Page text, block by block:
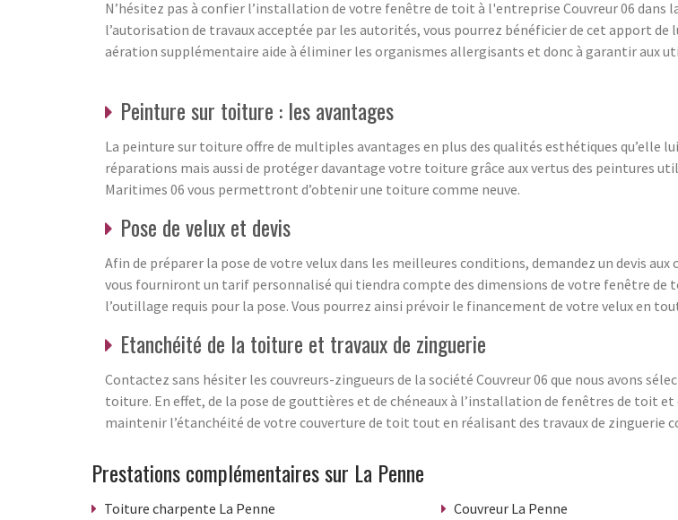
N’hésitez pas à confier l’installation de votre fenêtre de toit à l'entreprise Couvreur 06
l’autorisation de travaux acceptée par les autorités, vous pourrez bénéficier de cet apport
aération supplémentaire aide à éliminer les organismes allergisants et donc à garantir aux
Peinture sur toiture : les avantages
La peinture sur toiture offre de multiples avantages en plus des qualités esthétiques qu’elle
réparations mais aussi de protéger davantage votre toiture grâce aux vertus des peintures
Maritimes 06 vous permettront d’obtenir une toiture comme neuve.
Pose de velux et devis
Afin de préparer la pose de votre velux dans les meilleures conditions, demandez un devis
vous fourniront un tarif personnalisé qui tiendra compte des dimensions de votre fenêtre de
l’outillage requis pour la pose. Vous pourrez ainsi prévoir le financement de votre velux en
Etanchéité de la toiture et travaux de zinguerie
Contactez sans hésiter les couvreurs-zingueurs de la société Couvreur 06 que nous avons
toiture. En effet, de la pose de gouttières et de chéneaux à l’installation de fenêtres de toit
maintenir l’étanchéité de votre couverture de toit tout en réalisant des travaux de zinguerie
Prestations complémentaires sur La Penne
Toiture charpente La Penne
Couvreur La Penne